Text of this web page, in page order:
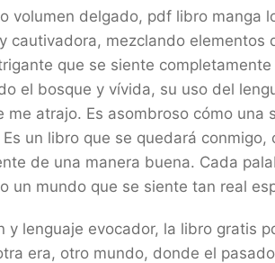
volumen delgado, pdf libro manga
cautivadora, mezclando
que se siente
el bosque y vívida, su uso del
me atrajo. Es asombroso cómo una
un libro que se quedará
de una manera buena. Cada
un mundo que se siente tan real
y lenguaje evocador, la libro gratis
era, otro mundo, donde el